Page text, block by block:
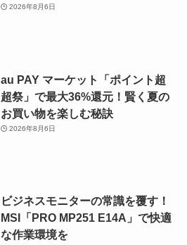
2026年8月6日
au PAY マーケット「ポイント超
超祭」で最大36%還元！賢く夏の
お買い物を楽しむ秘訣
2026年8月6日
ビジネスモニターの常識を覆す！
MSI「PRO MP251 E14A」で快適
な作業環境を